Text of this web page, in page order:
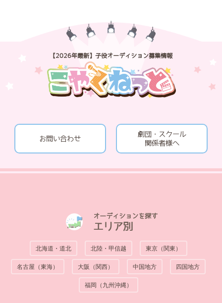
【2026年最新】子役オーディション募集情報
お問い合わせ
劇団・スクール
関係者様へ
オーディションを探す
エリア別
北海道・道北 北陸・甲信越 東京（関東）
名古屋（東海） 大阪（関西） 中国地方 四国地方
福岡（九州沖縄）